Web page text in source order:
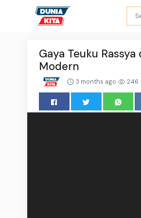
Gaya Teuku
Modern
3 months ago 246